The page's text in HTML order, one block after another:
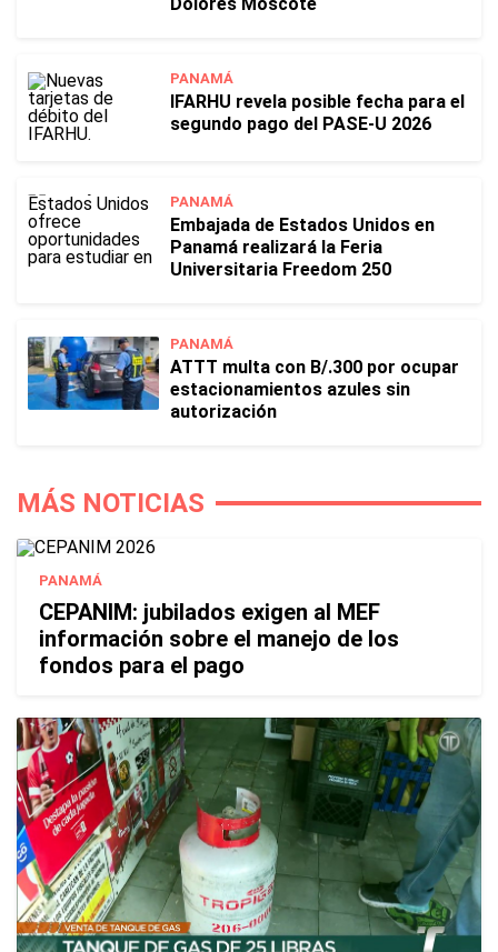
PANAMÁ
IFARHU revela posible fecha para el
segundo pago del PASE-U 2026
PANAMÁ
Embajada de Estados Unidos en
Panamá realizará la Feria
Universitaria Freedom 250
PANAMÁ
ATTT multa con B/.300 por ocupar
estacionamientos azules sin
autorización
MÁS NOTICIAS
PANAMÁ
CEPANIM: jubilados exigen al MEF
información sobre el manejo de los
fondos para el pago